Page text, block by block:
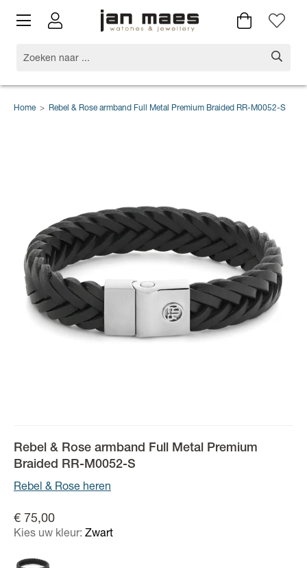
Home > Rebel & Rose armband Full Metal Premium Braided RR-M0052-S
Rebel & Rose armband Full Metal Premium
Braided RR-M0052-S
Rebel & Rose heren
€ 75,00
Kies uw kleur: Zwart